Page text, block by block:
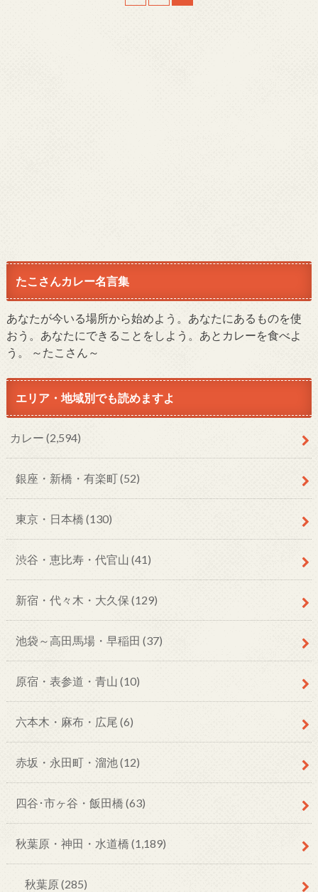
たこさんカレー名言集
あなたが今いる場所から始めよう。あなたにあるものを使
おう。あなたにできることをしよう。あとカレーを食べよ
う。 ～たこさん～
エリア・地域別でも読めますよ
カレー (2,594)
銀座・新橋・有楽町(52)
東京・日本橋 (130)
渋谷・恵比寿・代官山 (41)
新宿・代々木・大久保 (129)
池袋～高田馬場・早稲田 (37)
原宿・表参道・青山 (10)
六本木・麻布・広尾 (6)
赤坂・永田町・溜池(12)
四谷･市ヶ谷・飯田橋 (63)
秋葉原・神田・水道橋 (1,189)
秋葉原 (285)